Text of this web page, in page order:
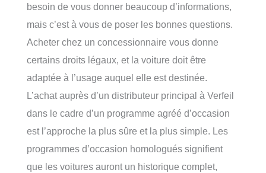
besoin de vous donner beaucoup d’informations,
mais c’est à vous de poser les bonnes questions.
Acheter chez un concessionnaire vous donne
certains droits légaux, et la voiture doit être
adaptée à l’usage auquel elle est destinée.
L’achat auprès d’un distributeur principal à Verfeil
dans le cadre d’un programme agréé d’occasion
est l’approche la plus sûre et la plus simple. Les
programmes d’occasion homologués signifient
que les voitures auront un historique complet,